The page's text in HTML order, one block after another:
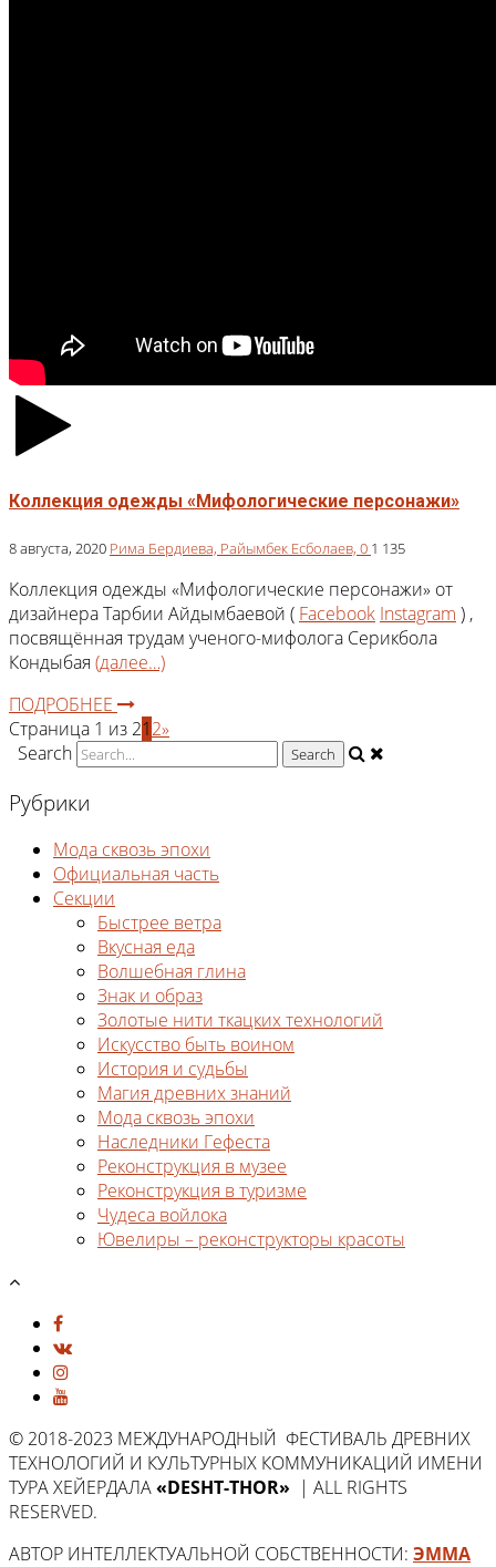
Коллекция одежды «Мифологические персонажи»
8 августа, 2020 Рима Бердиева, Райымбек Есболаев, 0 1 135
Коллекция одежды «Мифологические персонажи» от
дизайнера Тарбии Айдымбаевой ( Facebook Instagram ) ,
посвящённая трудам ученого-мифолога Серикбола
Кондыбая (далее…)
ПОДРОБНЕЕ
Страница 1 из 212»
Search
Рубрики
Мода сквозь эпохи
Официальная часть
Секции
Быстрее ветра
Вкусная еда
Волшебная глина
Знак и образ
Золотые нити ткацких технологий
Искусство быть воином
История и судьбы
Магия древних знаний
Мода сквозь эпохи
Наследники Гефеста
Реконструкция в музее
Реконструкция в туризме
Чудеса войлока
Ювелиры – реконструкторы красоты
© 2018-2023 МЕЖДУНАРОДНЫЙ ФЕСТИВАЛЬ ДРЕВНИХ
ТЕХНОЛОГИЙ И КУЛЬТУРНЫХ КОММУНИКАЦИЙ ИМЕНИ
ТУРА ХЕЙЕРДАЛА«DESHT-THOR» | ALL RIGHTS
RESERVED.
АВТОР ИНТЕЛЛЕКТУАЛЬНОЙ СОБСТВЕННОСТИ: ЭММА